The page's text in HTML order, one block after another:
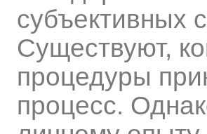
субъективных
Существуют,
процедуры
процесс.